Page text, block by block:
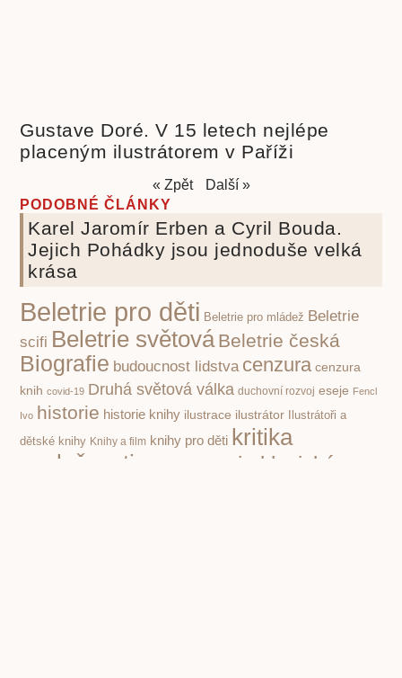
Gustave Doré. V 15 letech nejlépe
placeným ilustrátorem v Paříži
« Zpět
Další »
PODOBNÉ ČLÁNKY
Karel Jaromír Erben a Cyril Bouda.
Jejich Pohádky jsou jednoduše velká
krása
Beletrie pro děti Beletrie pro mládež Beletrie
scifi Beletrie světováBeletrie česká
Biografie budoucnost lidstva cenzura cenzura
knih covid-19 Druhá světová válka duchovní rozvoj eseje Fencl
Ivo historie historie knihy ilustrace ilustrátor
Ilustrátoři a
dětské knihy Knihy a film knihy pro děti kritika
společnosti
poezie klasická